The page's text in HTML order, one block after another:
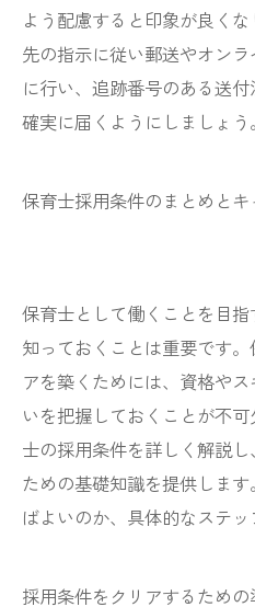
よう配慮すると印象が良く
先の指示に従い郵送やオン
に行い、追跡番号のある送
確実に届くようにしましょう。
保育士採用条件のまとめと
保育士として働くことを目
知っておくことは重要です
アを築くためには、資格や
いを把握しておくことが不
士の採用条件を詳しく解説
ための基礎知識を提供しま
ばよいのか、具体的なステッ
採用条件をクリアするための